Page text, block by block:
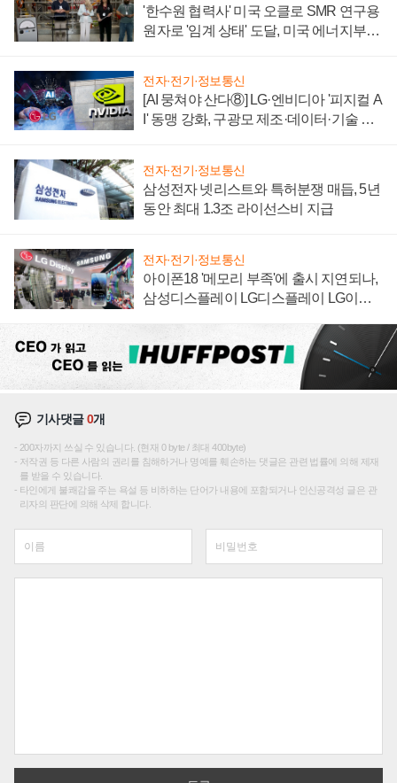
'한수원 협력사' 미국 오클로 SMR 연구용
원자로 '임계 상태' 도달, 미국 에너지부
전자·전기·정보통신
[AI 뭉쳐야 산다⑧] LG·엔비디아 '피지컬 A
I' 동맹 강화, 구광모 제조·데이터·기술 결
전자·전기·정보통신
삼성전자 넷리스트와 특허분쟁 매듭, 5년
동안 최대 1.3조 라이선스비 지급
전자·전기·정보통신
아이폰18 '메모리 부족'에 출시 지연되나,
삼성디스플레이 LG디스플레이 LG이노
기사댓글0개
200자까지 쓰실 수 있습니다. (현재 0 byte / 최대 400byte)
저작권 등 다른 사람의 권리를 침해하거나 명예를 훼손하는 댓글은 관련 법률에 의해 제재
를 받을 수 있습니다.
타인에게 불쾌감을 주는 욕설 등 비하하는 단어가 내용에 포함되거나 인신공격성 글은 관
리자의 판단에 의해 삭제 합니다.